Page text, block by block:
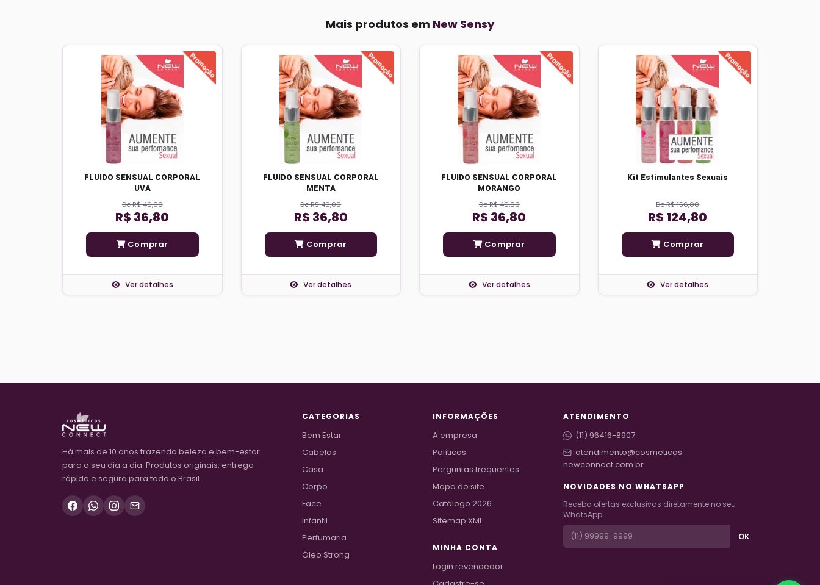
Mais produtos em New Sensy
FLUIDO SENSUAL CORPORAL
UVA
De R$ 46,00
R$ 36,80
Comprar
Ver detalhes
FLUIDO SENSUAL CORPORAL
MENTA
De R$ 46,00
R$ 36,80
Comprar
Ver detalhes
FLUIDO SENSUAL CORPORAL
MORANGO
De R$ 46,00
R$ 36,80
Comprar
Ver detalhes
Kit Estimulantes Sexuais
De R$ 156,00
R$ 124,80
Comprar
Ver detalhes
Há mais de 10 anos trazendo beleza e bem-estar
para o seu dia a dia. Produtos originais, entrega
rápida e segura para todo o Brasil.
CATEGORIAS
Bem Estar
Cabelos
Casa
Corpo
Face
Infantil
Perfumaria
Óleo Strong
INFORMAÇÕES
A empresa
Políticas
Perguntas frequentes
Mapa do site
Catálogo 2026
Sitemap XML
MINHA CONTA
Login revendedor
ATENDIMENTO
(11) 96416-8907
atendimento@cosmeticos
newconnect.com.br
NOVIDADES NO WHATSAPP
Receba ofertas exclusivas diretamente no seu
WhatsApp
OK